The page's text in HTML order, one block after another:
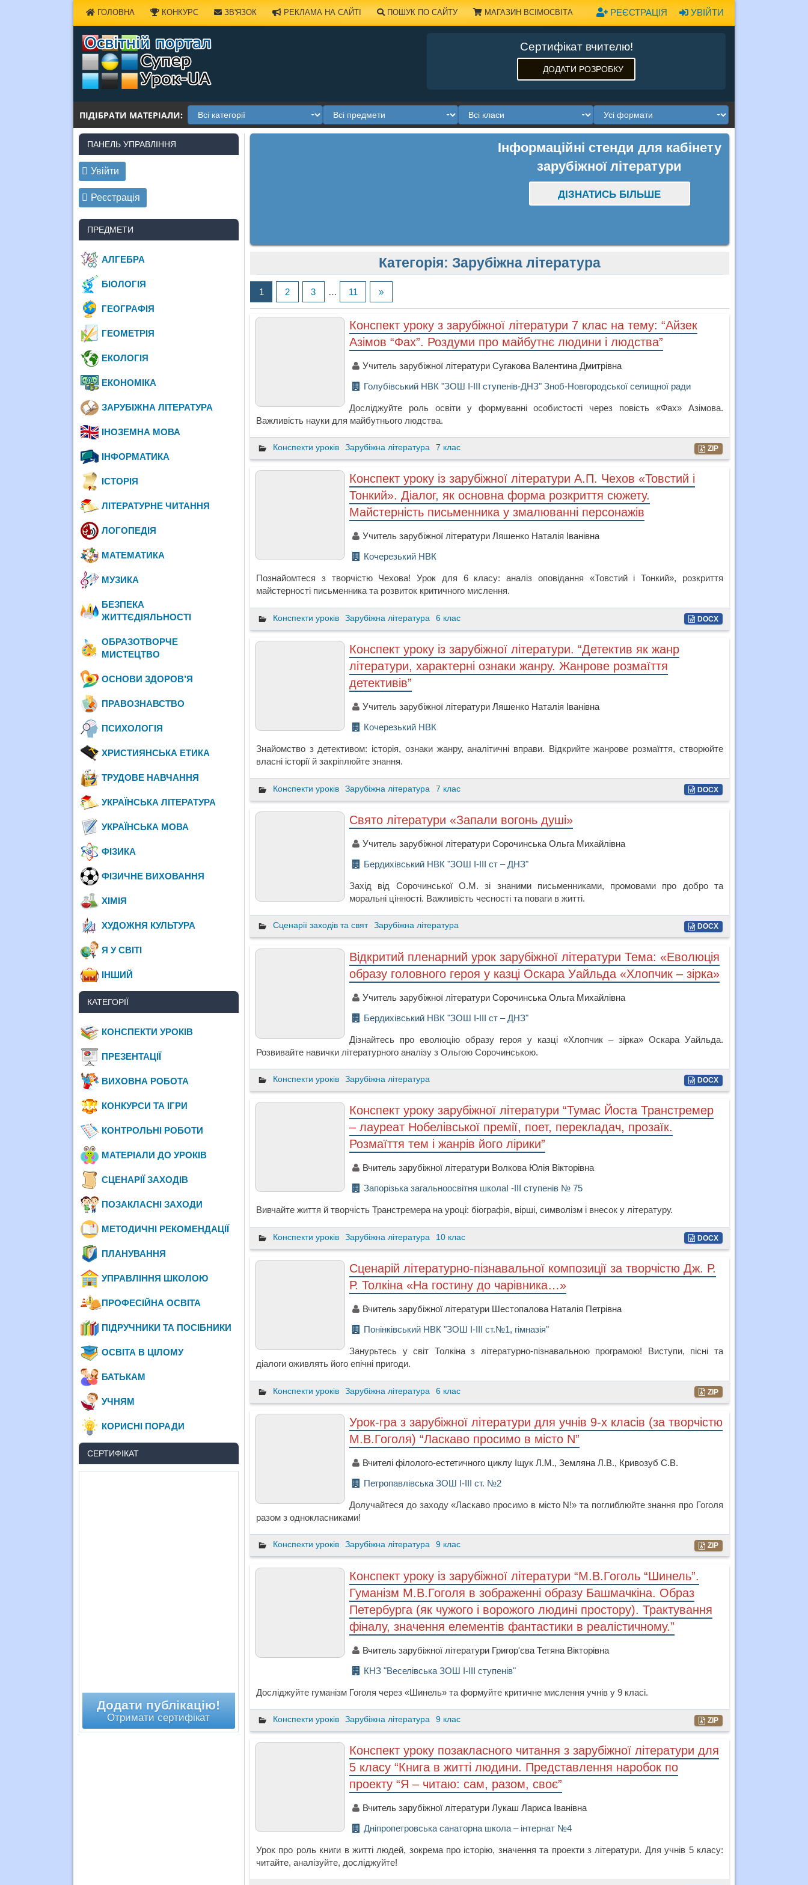
УВІЙТИ
РЕЄСТРАЦІЯ
ГОЛОВНА КОНКУРС ЗВ'ЯЗОК РЕКЛАМА НА САЙТІ ПОШУК ПО САЙТУ МАГАЗИН ВСІМОСВІТА
Сертифікат вчителю!
ДОДАТИ РОЗРОБКУ
ПІДІБРАТИ МАТЕРІАЛИ:
Інформаційні стенди для кабінету
зарубіжної літератури
ДІЗНАТИСЬ БІЛЬШЕ
Категорія: Зарубіжна література
1 2 3 … 11 »
Конспект уроку з зарубіжної літератури 7 клас на тему: “Айзек
Азімов “Фах”. Роздуми про майбутнє людини і людства”
Учитель зарубіжної літератури Сугакова Валентина Дмитрівна
Голубівський НВК "ЗОШ І-ІІІ ступенів-ДНЗ" Зноб-Новгородської селищної ради
Досліджуйте роль освіти у формуванні особистості через повість «Фах» Азімова.
Важливість науки для майбутнього людства.
Конспекти уроків Зарубіжна література 7 клас ZIP
Конспект уроку із зарубіжної літератури А.П. Чехов «Товстий і
Тонкий». Діалог, як основна форма розкриття сюжету.
Майстерність письменника у змалюванні персонажів
Учитель зарубіжної літератури Ляшенко Наталія Іванівна
Кочерезький НВК
Познайомтеся з творчістю Чехова! Урок для 6 класу: аналіз оповідання «Товстий і Тонкий», розкриття
майстерності письменника та розвиток критичного мислення.
Конспекти уроків Зарубіжна література 6 клас DOCX
Конспект уроку із зарубіжної літератури. “Детектив як жанр
літератури, характерні ознаки жанру. Жанрове розмаїття
детективів”
Учитель зарубіжної літератури Ляшенко Наталія Іванівна
Кочерезький НВК
Знайомство з детективом: історія, ознаки жанру, аналітичні вправи. Відкрийте жанрове розмаїття, створюйте
власні історії й закріплюйте знання.
Конспекти уроків Зарубіжна література 7 клас DOCX
Свято літератури «Запали вогонь душі»
Учитель зарубіжної літератури Сорочинська Ольга Михайлівна
Бердихівський НВК "ЗОШ І-ІІІ ст – ДНЗ"
Захід від Сорочинської О.М. зі знаними письменниками, промовами про добро та
моральні цінності. Важливість чесності та поваги в житті.
Сценарії заходів та свят Зарубіжна література DOCX
Відкритий пленарний урок зарубіжної літератури Тема: «Еволюція
образу головного героя у казці Оскара Уайльда «Хлопчик – зірка»
Учитель зарубіжної літератури Сорочинська Ольга Михайлівна
Бердихівський НВК "ЗОШ І-ІІІ ст – ДНЗ"
Дізнайтесь про еволюцію образу героя у казці «Хлопчик – зірка» Оскара Уайльда.
Розвивайте навички літературного аналізу з Ольгою Сорочинською.
Конспекти уроків Зарубіжна література DOCX
Конспект уроку зарубіжної літератури “Тумас Йоста Транстремер
– лауреат Нобелівської премії, поет, перекладач, прозаїк.
Розмаїття тем і жанрів його лірики”
Вчитель зарубіжної літератури Волкова Юлія Вікторівна
Запорізька загальноосвітня школаI -III ступенів № 75
Вивчайте життя й творчість Транстремера на уроці: біографія, вірші, символізм і внесок у літературу.
Конспекти уроків Зарубіжна література 10 клас DOCX
Сценарій літературно-пізнавальної композиції за творчістю Дж. Р.
Р. Толкіна «На гостину до чарівника…»
Вчитель зарубіжної літератури Шестопалова Наталія Петрівна
Понінківський НВК "ЗОШ І-ІІІ ст.№1, гімназія"
Занурьтесь у світ Толкіна з літературно-пізнавальною програмою! Виступи, пісні та
діалоги оживлять його епічні пригоди.
Конспекти уроків Зарубіжна література 6 клас ZIP
Урок-гра з зарубіжної літератури для учнів 9-х класів (за творчістю
М.В.Гоголя) “Ласкаво просимо в місто N”
Вчителі філолого-естетичного циклу Іщук Л.М., Земляна Л.В., Кривозуб С.В.
Петропавлівська ЗОШ I-III ст. №2
Долучайтеся до заходу «Ласкаво просимо в місто N!» та поглиблюйте знання про Гоголя
разом з однокласниками!
Конспекти уроків Зарубіжна література 9 клас ZIP
Конспект уроку із зарубіжної літератури “М.В.Гоголь “Шинель”.
Гуманізм М.В.Гоголя в зображенні образу Башмачкіна. Образ
Петербурга (як чужого і ворожого людині простору). Трактування
фіналу, значення елементів фантастики в реалістичному.”
Вчитель зарубіжної літератури Григор'єва Тетяна Вікторівна
КНЗ "Веселівська ЗОШ І-ІІІ ступенів"
Досліджуйте гуманізм Гоголя через «Шинель» та формуйте критичне мислення учнів у 9 класі.
Конспекти уроків Зарубіжна література 9 клас ZIP
Конспект уроку позакласного читання з зарубіжної літератури для
5 класу “Книга в житті людини. Представлення наробок по
проекту “Я – читаю: сам, разом, своє”
Вчитель зарубіжної літератури Лукаш Лариса Іванівна
Дніпропетровська санаторна школа – інтернат №4
Урок про роль книги в житті людей, зокрема про історію, значення та проекти з літератури. Для учнів 5 класу:
читайте, аналізуйте, досліджуйте!
ПАНЕЛЬ УПРАВЛІННЯ
Увійти
Реєстрація
ПРЕДМЕТИ
АЛГЕБРА
БІОЛОГІЯ
ГЕОГРАФІЯ
ГЕОМЕТРІЯ
ЕКОЛОГІЯ
ЕКОНОМІКА
ЗАРУБІЖНА ЛІТЕРАТУРА
ІНОЗЕМНА МОВА
ІНФОРМАТИКА
ІСТОРІЯ
ЛІТЕРАТУРНЕ ЧИТАННЯ
ЛОГОПЕДІЯ
МАТЕМАТИКА
МУЗИКА
БЕЗПЕКА
ЖИТТЄДІЯЛЬНОСТІ
ОБРАЗОТВОРЧЕ
МИСТЕЦТВО
ОСНОВИ ЗДОРОВ’Я
ПРАВОЗНАВСТВО
ПСИХОЛОГІЯ
ХРИСТИЯНСЬКА ЕТИКА
ТРУДОВЕ НАВЧАННЯ
УКРАЇНСЬКА ЛІТЕРАТУРА
УКРАЇНСЬКА МОВА
ФІЗИКА
ФІЗИЧНЕ ВИХОВАННЯ
ХІМІЯ
ХУДОЖНЯ КУЛЬТУРА
Я У СВІТІ
ІНШИЙ
КАТЕГОРІЇ
КОНСПЕКТИ УРОКІВ
ПРЕЗЕНТАЦІЇ
ВИХОВНА РОБОТА
КОНКУРСИ ТА ІГРИ
КОНТРОЛЬНІ РОБОТИ
МАТЕРІАЛИ ДО УРОКІВ
СЦЕНАРІЇ ЗАХОДІВ
ПОЗАКЛАСНІ ЗАХОДИ
МЕТОДИЧНІ РЕКОМЕНДАЦІЇ
ПЛАНУВАННЯ
УПРАВЛІННЯ ШКОЛОЮ
ПРОФЕСІЙНА ОСВІТА
ПІДРУЧНИКИ ТА ПОСІБНИКИ
ОСВІТА В ЦІЛОМУ
БАТЬКАМ
УЧНЯМ
КОРИСНІ ПОРАДИ
СЕРТИФІКАТ
Додати публікацію!
Отримати сертифікат